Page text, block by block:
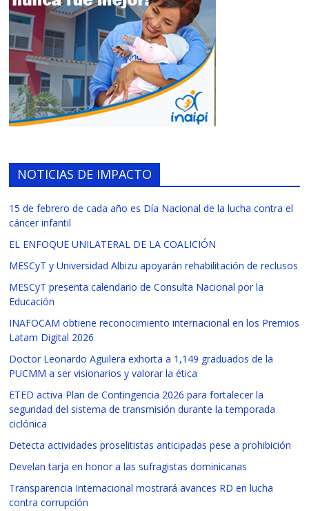
NOTICIAS DE IMPACTO
15 de febrero de cada año es Día Nacional de la lucha contra el
cáncer infantil
EL ENFOQUE UNILATERAL DE LA COALICIÓN
MESCyT y Universidad Albizu apoyarán rehabilitación de reclusos
MESCyT presenta calendario de Consulta Nacional por la
Educación
INAFOCAM obtiene reconocimiento internacional en los Premios
Latam Digital 2026
Doctor Leonardo Aguilera exhorta a 1,149 graduados de la
PUCMM a ser visionarios y valorar la ética
ETED activa Plan de Contingencia 2026 para fortalecer la
seguridad del sistema de transmisión durante la temporada
ciclónica
Detecta actividades proselitistas anticipadas pese a prohibición
Develan tarja en honor a las sufragistas dominicanas
Transparencia Internacional mostrará avances RD en lucha
contra corrupción